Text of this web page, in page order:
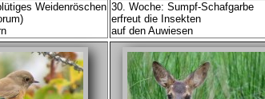
Weidenröschen 30. Woche: Sumpf-Schafgarbe
erfreut die Insekten
auf den Auwiesen